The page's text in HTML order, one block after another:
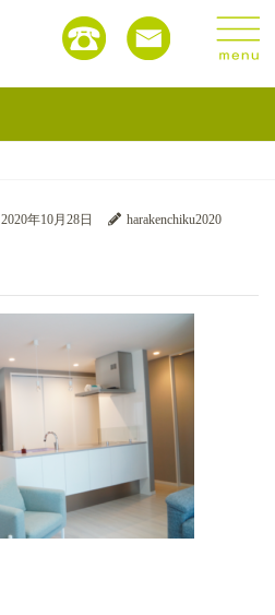
2020年10月28日 harakenchiku2020